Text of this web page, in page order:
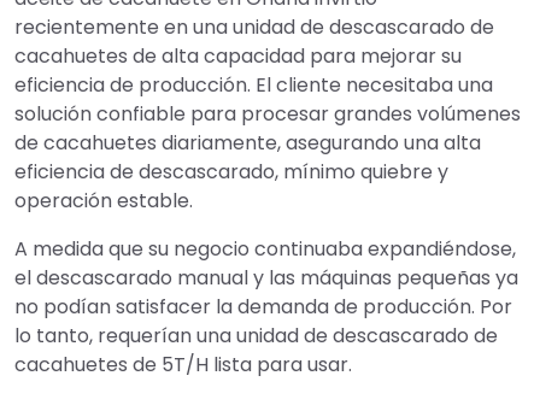
recientemente en una unidad de descascarado de
cacahuetes de alta capacidad para mejorar su
eficiencia de producción. El cliente necesitaba una
solución confiable para procesar grandes volúmenes
de cacahuetes diariamente, asegurando una alta
eficiencia de descascarado, mínimo quiebre y
operación estable.
A medida que su negocio continuaba expandiéndose,
el descascarado manual y las máquinas pequeñas ya
no podían satisfacer la demanda de producción. Por
lo tanto, requerían una unidad de descascarado de
cacahuetes de 5T/H lista para usar.